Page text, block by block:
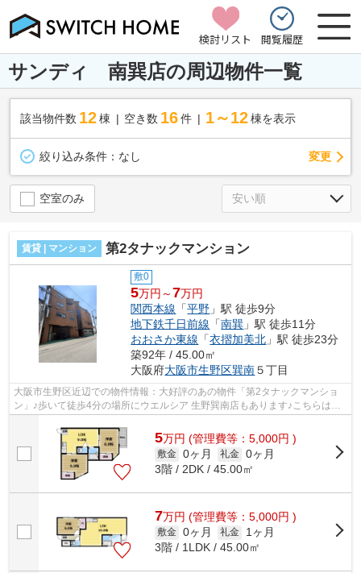
検討リスト 閲覧履歴
サンディ 南巽店の周辺物件一覧
該当物件数 12棟 空き数 16 件 1～12 棟を表示
絞り込み条件： なし 変更
空室のみ
賃貸 | マンション 第2タナックマンション
敷0
5万円～7万円
関西本線 「平野 」駅 徒歩9分
地下鉄千日前線 「南巽 」駅 徒歩11分
おおさか東線 「衣摺加美北 」駅 徒歩23分
築92年 / 45.00㎡
大阪府大阪市生野区巽南５丁目
大阪市生野区近辺での物件情報：大好評のあの物件「第2タナックマンショ
ン」♪歩いて徒歩4分の場所にウエルシア 生野巽南店もあります♪こちらは初
期費用をカードでお支払いいただける物...
5万円 (管理費等：5,000円 )
敷金 0ヶ月 礼金 0ヶ月
3階 / 2DK / 45.00㎡
7万円 (管理費等：5,000円 )
敷金 0ヶ月 礼金
1ヶ月
3階 / 1LDK / 45.00㎡